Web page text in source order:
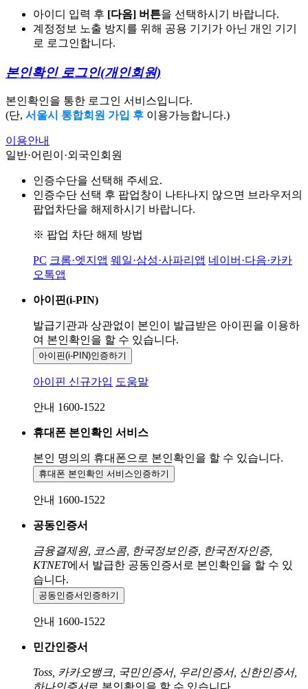
아이디 입력 후 [다음] 버튼을 선택하시기 바랍니다.
계정정보 노출 방지를 위해 공용 기기가 아닌 개인 기기
로 로그인합니다.
본인확인 로그인(개인회원)
본인확인을 통한 로그인 서비스입니다.
(단, 서울시 통합회원 가입 후 이용가능합니다.)
이용안내
일반·어린이·외국인회원
인증수단을 선택해 주세요.
인증수단 선택 후 팝업창이 나타나지 않으면 브라우저의
팝업차단을 해제하시기 바랍니다.
※ 팝업 차단 해제 방법
PC 크롬·엣지앱 웨일·삼성·사파리앱 네이버·다음·카카
오톡앱
아이핀(i-PIN)
발급기관과 상관없이 본인이 발급받은 아이핀을 이용하
여 본인확인을 할 수 있습니다.
아이핀(i-PIN)인증하기
아이핀 신규가입 도움말
안내 1600-1522
휴대폰 본인확인 서비스
본인 명의의 휴대폰으로 본인확인을 할 수 있습니다.
휴대폰 본인확인 서비스인증하기
안내 1600-1522
공동인증서
금융결제원, 코스콤, 한국정보인증, 한국전자인증,
KTNET에서 발급한 공동인증서로 본인확인을 할 수 있
습니다.
공동인증서 인증하기
안내 1600-1522
민간인증서
Toss, 카카오뱅크, 국민인증서, 우리인증서, 신한인증서,